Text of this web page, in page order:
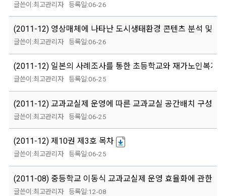
최고관리자 06-26
(2011-12) 영상매체에 나타난 도시생태환경 콘텐츠 분석 및 환
최고관리자 06-26
(2011-12) 일본의 사례조사를 통한 초등학교와 재가노인복지
최고관리자 06-25
(2011-12) 교과교실제 운영에 따른 교과교실 공간배치 구성에
최고관리자 06-25
(2011-12) 제10권 제3호 목차
최고관리자 06-25
(2011-08) 중등학교 이동식 교과교실제 운영 효율화에 관한 연
최고관리자 12-08